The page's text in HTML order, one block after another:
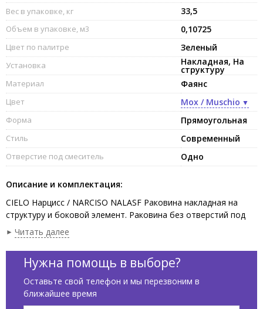
Вес в упаковке, кг 33,5
Объем в упаковке, м3 0,10725
Цвет по палитре Зеленый
Установка Накладная, На
структуру
Материал Фаянс
Цвет Мох / Muschio
Форма Прямоугольная
Стиль Современный
Отверстие под смеситель Одно
Описание и комплектация:
CIELO Нарцисс / NARCISO NALASF Раковина накладная на
структуру и боковой элемент. Раковина без отверстий под
смеситель, без слива-перелива. цвет Muschio. Обязательное
сочетание: раковина NALA или NALASF + элемент " Мэйк /
Make Up" NAMUL или NAMUE + Структура для раковины
NAST.
Читать далее
Нужна помощь в выборе?
Оставьте свой телефон и мы перезвоним в
ближайшее время